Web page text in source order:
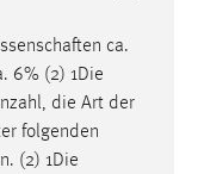
ersten auf das
und soll [...]
ca.
6% (2) 1Die